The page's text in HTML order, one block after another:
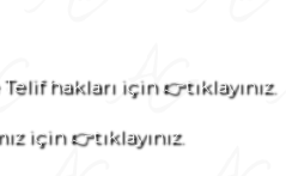
hakları için 👉tıklayınız.
için 👉tıklayınız.